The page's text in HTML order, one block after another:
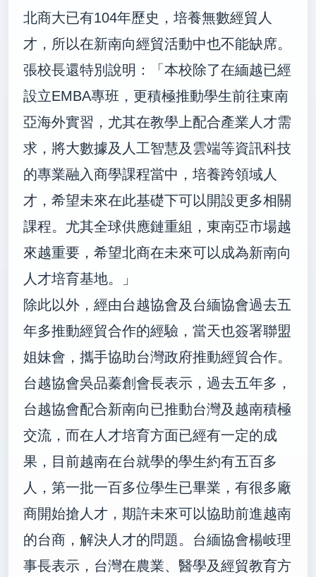
北商大已有104年歷史，培養無數經貿人
才，所以在新南向經貿活動中也不能缺席。
張校長還特別說明：「本校除了在緬越已經
設立EMBA專班，更積極推動學生前往東南
亞海外實習，尤其在教學上配合產業人才需
求，將大數據及人工智慧及雲端等資訊科技
的專業融入商學課程當中，培養跨領域人
才，希望未來在此基礎下可以開設更多相關
課程。尤其全球供應鏈重組，東南亞市場越
來越重要，希望北商在未來可以成為新南向
人才培育基地。」
除此以外，經由台越協會及台緬協會過去五
年多推動經貿合作的經驗，當天也簽署聯盟
姐妹會，攜手協助台灣政府推動經貿合作。
台越協會吳品蓁創會長表示，過去五年多，
台越協會配合新南向已推動台灣及越南積極
交流，而在人才培育方面已經有一定的成
果，目前越南在台就學的學生約有五百多
人，第一批一百多位學生已畢業，有很多廠
商開始搶人才，期許未來可以協助前進越南
的台商，解決人才的問題。台緬協會楊岐理
事長表示，台灣在農業、醫學及經貿教育方